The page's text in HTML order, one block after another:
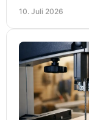
10. Juli 2026